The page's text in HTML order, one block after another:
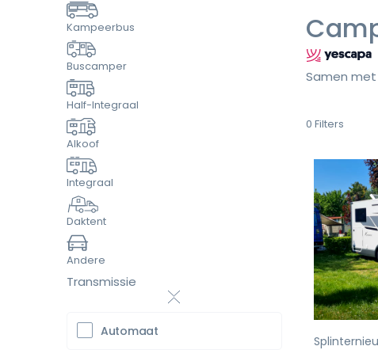
Samen
0 Filters
Vorige
Kampeerbus
Buscamper
Half-Integraal
Alkoof
Integraal
Daktent
Andere
Transmissie
Automaat